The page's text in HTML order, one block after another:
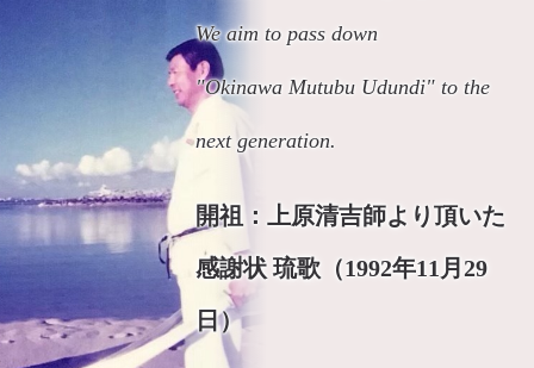
We aim to pass down
"Okinawa Mutubu Udundi" to the
next generation.
開祖：上原清吉師より頂いた
感謝状琉歌（1992年11月29
日）